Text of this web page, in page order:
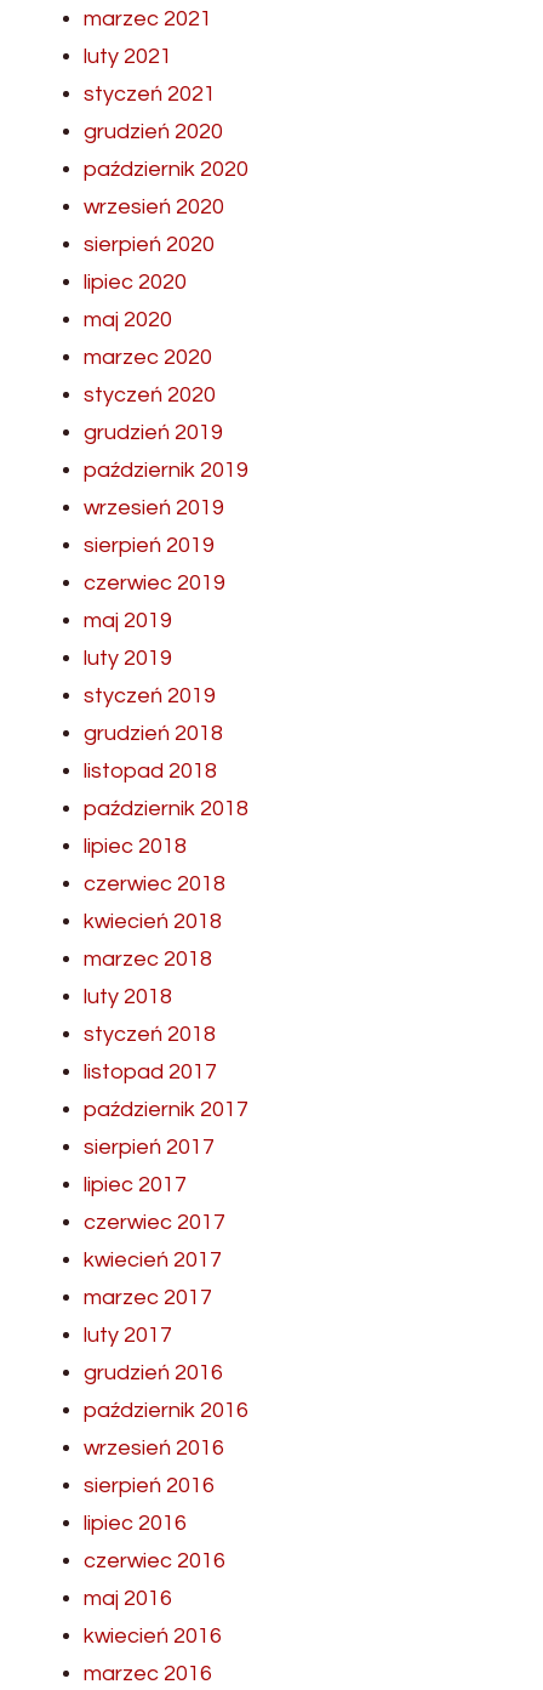
marzec 2021
luty 2021
styczeń 2021
grudzień 2020
październik 2020
wrzesień 2020
sierpień 2020
lipiec 2020
maj 2020
marzec 2020
styczeń 2020
grudzień 2019
październik 2019
wrzesień 2019
sierpień 2019
czerwiec 2019
maj 2019
luty 2019
styczeń 2019
grudzień 2018
listopad 2018
październik 2018
lipiec 2018
czerwiec 2018
kwiecień 2018
marzec 2018
luty 2018
styczeń 2018
listopad 2017
październik 2017
sierpień 2017
lipiec 2017
czerwiec 2017
kwiecień 2017
marzec 2017
luty 2017
grudzień 2016
październik 2016
wrzesień 2016
sierpień 2016
lipiec 2016
czerwiec 2016
maj 2016
kwiecień 2016
marzec 2016